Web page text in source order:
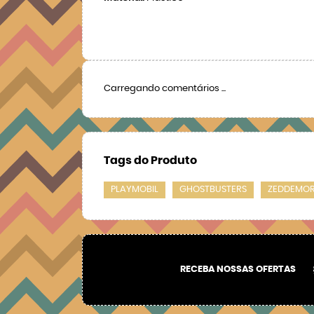
Carregando comentários ...
Tags do Produto
PLAYMOBIL GHOSTBUSTERS
RECEBA NOSSAS OFERTAS